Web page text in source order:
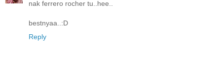
nak ferrero rocher tu..hee..
bestnyaa..:D
Reply